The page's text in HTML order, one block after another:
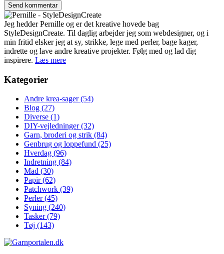
Jeg hedder Pernille og er det kreative hovede bag
StyleDesignCreate. Til daglig arbejder jeg som webdesigner, og i
min fritid elsker jeg at sy, strikke, lege med perler, bage kager,
indrette og lave andre kreative projekter. Følg med og lad dig
inspirere. Læs mere
Kategorier
Andre krea-sager(54)
Blog (27)
Diverse (1)
DIY-vejledninger(32)
Garn, broderi og strik (84)
Genbrug og loppefund (25)
Hverdag (96)
Indretning (84)
Mad (30)
Papir(62)
Patchwork (39)
Perler(45)
Syning (240)
Tasker(79)
Tøj (143)